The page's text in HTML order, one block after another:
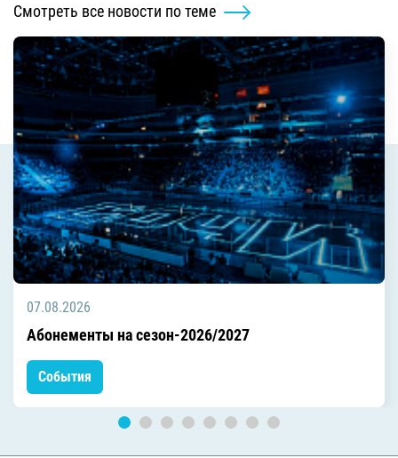
Смотреть все новости по теме
07.08.2026
Абонементы на сезон-2026/2027
События